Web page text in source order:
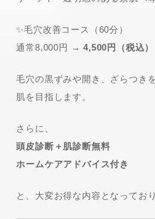
✨毛穴改善コース（60分）
通常8,000円 →4,500円（税込）
毛穴の黒ずみや開き、ざらつき
肌を目指します。
さらに、
頭皮診断＋肌診断無料
ホームケアアドバイス付き
と、大変お得な内容となってお